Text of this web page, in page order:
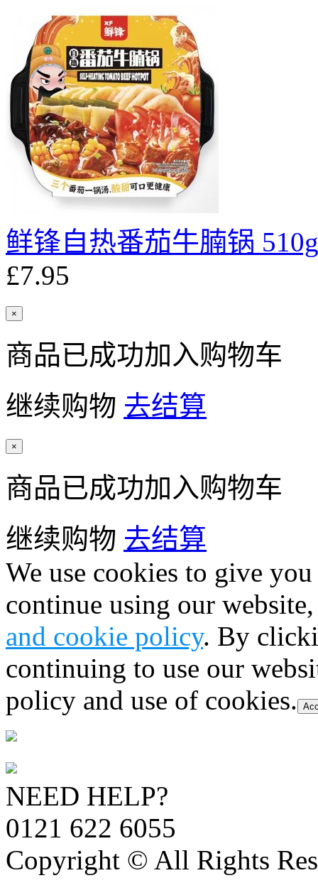
鲜锋自热番茄牛腩锅 510g
£7.95
×
商品已成功加入购物车
继续购物 去结算
×
商品已成功加入购物车
继续购物 去结算
We use cookies to give
continue using our
and cookie policy. By
continuing to use our
policy and use of cookies.
NEED HELP?
0121 622 6055
Copyright © All Rights